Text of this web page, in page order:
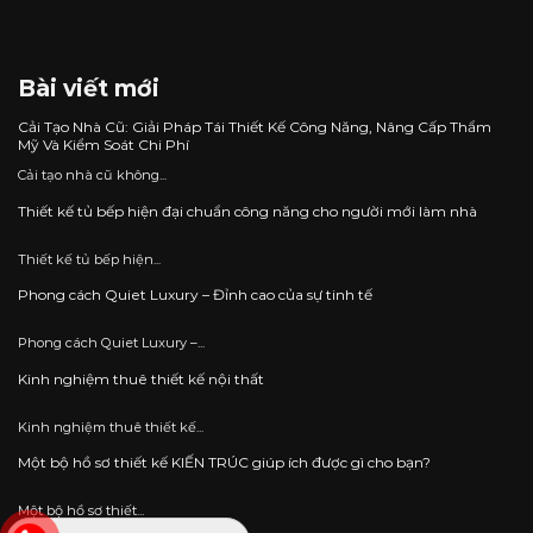
Bài viết mới
Cải Tạo Nhà Cũ: Giải Pháp Tái Thiết Kế Công Năng, Nâng Cấp Thẩm
Mỹ Và Kiểm Soát Chi Phí
Cải tạo nhà cũ không...
Thiết kế tủ bếp hiện đại chuẩn công năng cho người mới làm nhà
Thiết kế tủ bếp hiện...
Phong cách Quiet Luxury – Đỉnh cao của sự tinh tế
Phong cách Quiet Luxury –...
Kinh nghiệm thuê thiết kế nội thất
Kinh nghiệm thuê thiết kế...
Một bộ hồ sơ thiết kế KIẾN TRÚC giúp ích được gì cho bạn?
Một bộ hồ sơ thiết...